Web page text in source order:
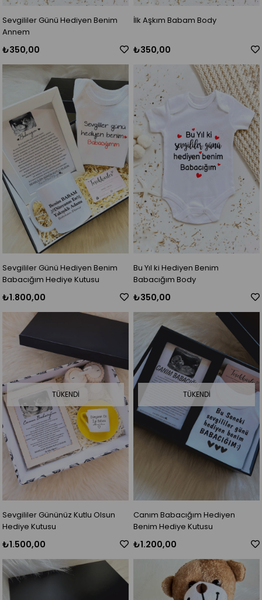
Sevgililer Günü Hediyen Benim
Annem
₺350,00
İlk Aşkım Babam Body
₺350,00
Sevgililer Günü Hediyen Benim
Babacığım Hediye Kutusu
₺1.800,00
Bu Yıl ki Hediyen Benim
Babacığım Body
₺350,00
TÜKENDI
Sevgililer Gününüz Kutlu Olsun
Hediye Kutusu
₺1.500,00
TÜKENDI
Canım Babacığım Hediyen
Benim Hediye Kutusu
₺1.200,00